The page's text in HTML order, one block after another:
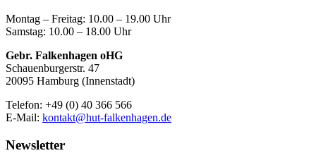
Montag – Freitag: 10.00 – 19.00 Uhr
Samstag: 10.00 – 18.00 Uhr
Gebr. Falkenhagen oHG
Schauenburgerstr. 47
20095 Hamburg (Innenstadt)
Telefon: +49 (0) 40 366 566
E-Mail: kontakt@hut-falkenhagen.de
Newsletter